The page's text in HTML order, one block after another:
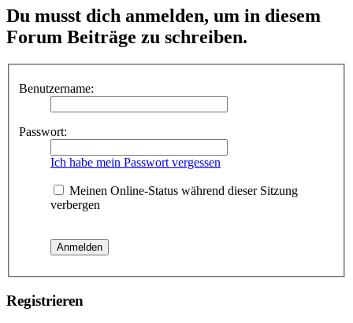
Du musst dich anmelden, um in diesem
Forum Beiträge zu schreiben.
Benutzername:
Passwort:
Ich habe mein Passwort vergessen
Meinen Online-Status während dieser Sitzung
verbergen
Registrieren